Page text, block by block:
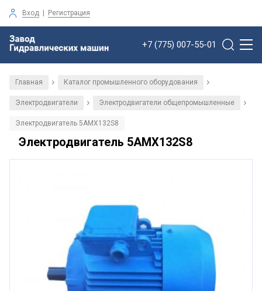
Вход | Регистрация
+7 (775) 007-55-01
Главная / Каталог промышленного оборудования /
Электродвигатели / Электродвигатели общепромышленные /
Электродвигатель 5АМХ132S8
Электродвигатель 5АМХ132S8